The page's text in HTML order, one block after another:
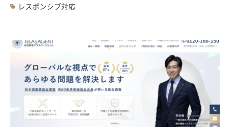
レスポンシブ対応